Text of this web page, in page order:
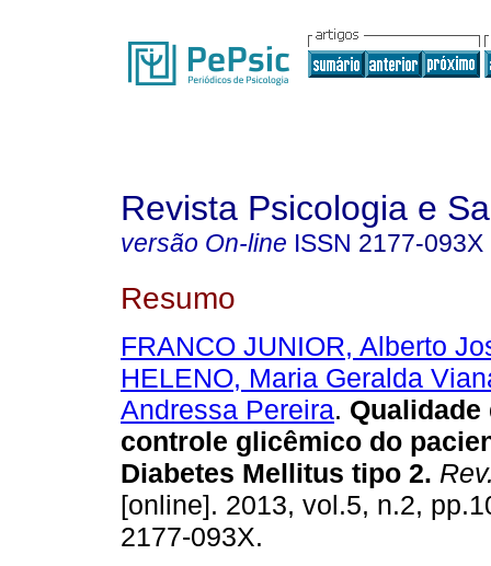
Revista Psicologia e
versão On-line ISSN 2177-093X
Resumo
FRANCO JUNIOR, Alberto
HELENO, Maria Geralda
Andressa Pereira. Qualidade
controle glicêmico do
Diabetes Mellitus tipo 2.
[online]. 2013, vol.5, n.2,
2177-093X.